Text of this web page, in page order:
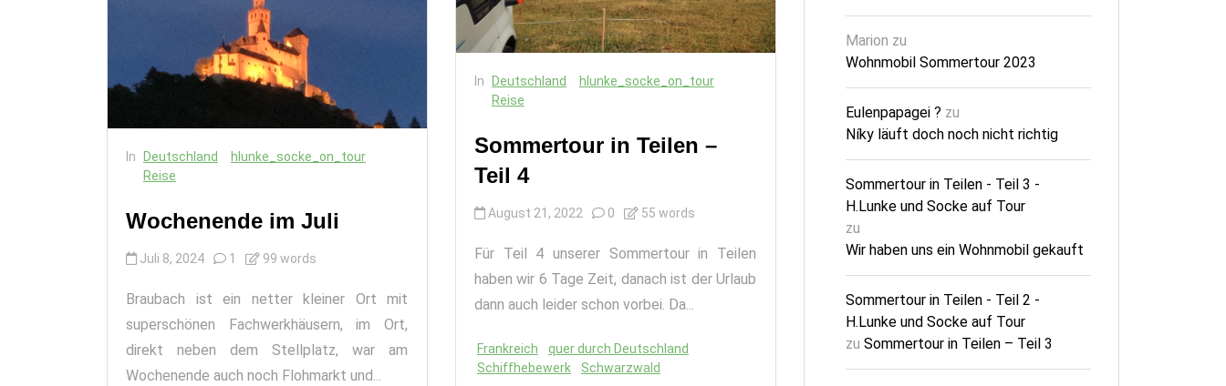
In Deutschland
hlunke_socke_on_tour
Reise
Wochenende im Juli
Juli 8, 2024 1 99 words
Braubach ist ein netter kleiner Ort mit
superschönen Fachwerkhäusern, im Ort,
direkt neben dem Stellplatz, war am
Wochenende auch noch Flohmarkt und...
In Deutschland
hlunke_socke_on_tour
Reise
Sommertour in Teilen –
Teil 4
August 21, 2022 0 55 words
Für Teil 4 unserer Sommertour in Teilen
haben wir 6 Tage Zeit, danach ist der Urlaub
dann auch leider schon vorbei. Da...
Frankreich
quer durch Deutschland
Schiffhebewerk
Schwarzwald
Marion zu
Wohnmobil Sommertour 2023
Eulenpapagei ? zu
Níky läuft doch noch nicht richtig
Sommertour in Teilen - Teil 3 -
H.Lunke und Socke auf Tour
zu
Wir haben uns ein Wohnmobil gekauft
Sommertour in Teilen - Teil 2 -
H.Lunke und Socke auf Tour
zu Sommertour in Teilen – Teil 3